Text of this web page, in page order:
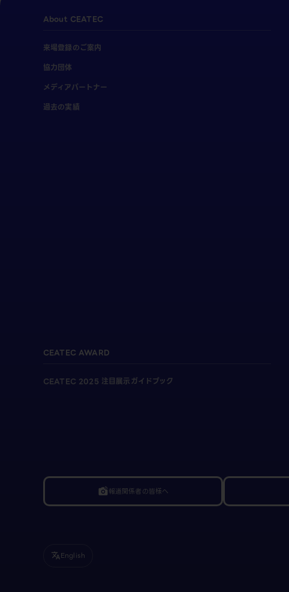
About CEATEC
来場登録のご案内
協力団体
メディアパートナー
過去の実績
CEATEC AWARD
CEATEC 2025 注目展示ガイドブック
linked_camera報道関係者の皆様へ
translateEnglish